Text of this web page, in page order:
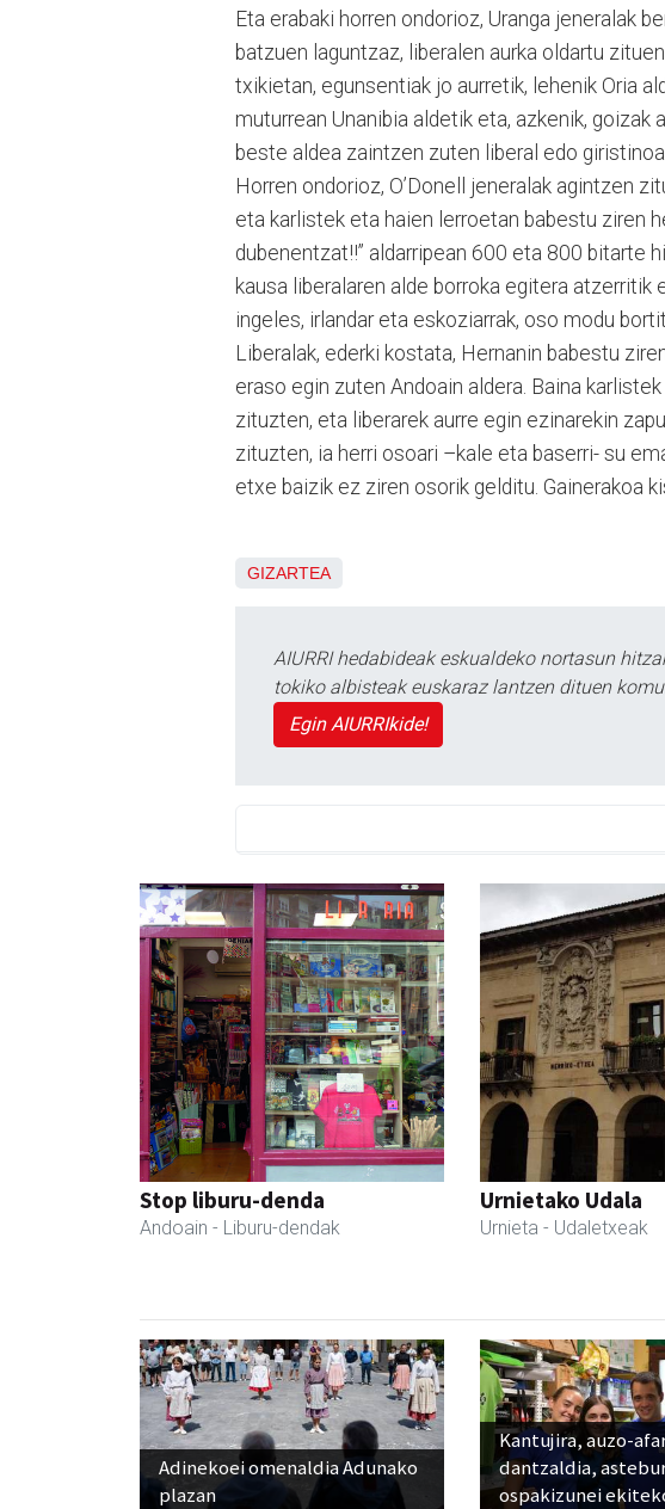
Eta erabaki horren ondorioz, Uranga jeneralak
batzuen laguntzaz, liberalen aurka oldartu
txikietan, egunsentiak jo aurretik, lehenik Oria
muturrean Unanibia aldetik eta, azkenik, goizak
beste aldea zaintzen zuten liberal edo
Horren ondorioz, O’Donell jeneralak agintzen
eta karlistek eta haien lerroetan babestu ziren
dubenentzat!!” aldarripean 600 eta 800 bitarte
kausa liberalaren alde borroka egitera
ingeles, irlandar eta eskoziarrak, oso modu
Liberalak, ederki kostata, Hernanin babestu
eraso egin zuten Andoain aldera. Baina
zituzten, eta liberarek aurre egin ezinarekin
zituzten, ia herri osoari –kale eta baserri- su
etxe baizik ez ziren osorik gelditu. Gainerakoa
GIZARTEA
AIURRI hedabideak eskualdeko nortasun
tokiko albisteak euskaraz lantzen dituen
Egin AIURRIkide!
Stop liburu-denda
Andoain - Liburu-dendak
Urnietako Udala
Urnieta - Udaletxeak
Adinekoei omenaldia Adunako
plazan
Kantujira, auzo-
dantzaldia,
ospakizunei